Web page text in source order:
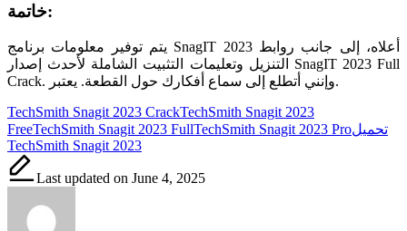
خاتمة:
يتم توفير معلومات برنامج SnagIT 2023 أعلاه، إلى جانب روابط
التنزيل وتعليمات التثبيت الشاملة لأحدث إصدار SnagIT 2023 Full
Crack. وإنني أتطلع إلى سماع أفكارك حول القطعة. يعتبر.
Tags:
TechSmith Snagit 2023 CrackTechSmith Snagit 2023
FreeTechSmith Snagit 2023 FullTechSmith Snagit 2023 Proتحميل
TechSmith Snagit 2023
Last updated on June 4, 2025